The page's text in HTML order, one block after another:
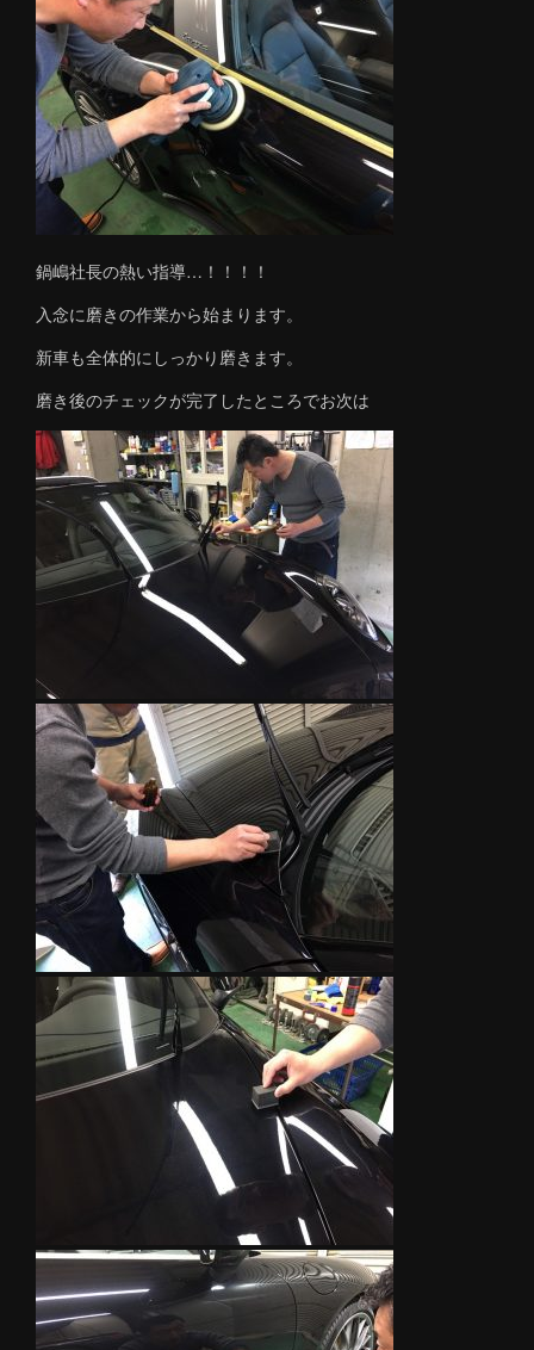
鍋嶋社長の熱い指導…！！！！
入念に磨きの作業から始まります。
新車も全体的にしっかり磨きます。
磨き後のチェックが完了したところでお次は